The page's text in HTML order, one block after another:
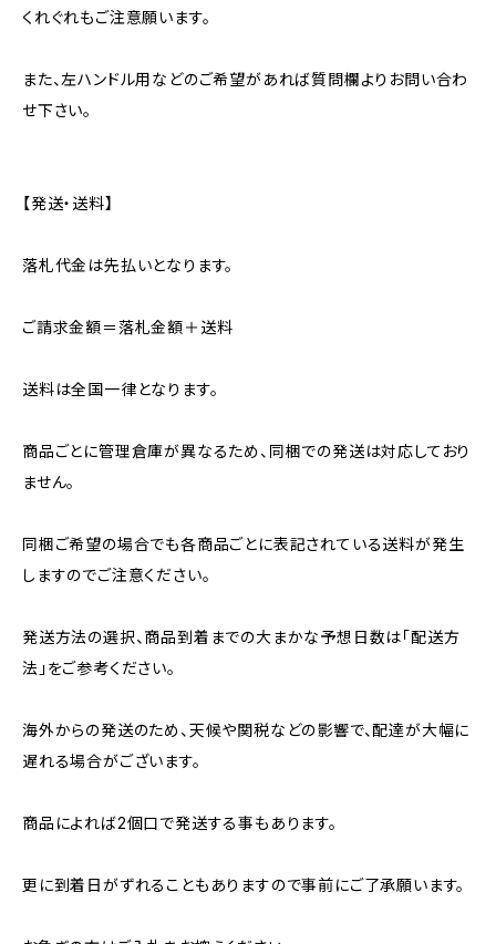
くれぐれもご注意願います。
また、左ハンドル用などのご希望があれば質問欄よりお問い合わ
せ下さい。
【発送・送料】
落札代金は先払いとなります。
ご請求金額＝落札金額＋送料
送料は全国一律となります。
商品ごとに管理倉庫が異なるため、同梱での発送は対応しており
ません。
同梱ご希望の場合でも各商品ごとに表記されている送料が発生
しますのでご注意ください。
発送方法の選択、商品到着までの大まかな予想日数は「配送方
法」をご参考ください。
海外からの発送のため、天候や関税などの影響で、配達が大幅に
遅れる場合がございます。
商品によれば2個口で発送する事もあります。
更に到着日がずれることもありますので事前にご了承願います。